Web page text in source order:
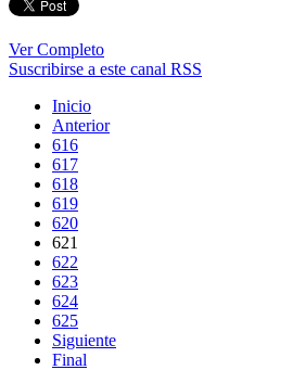
Ver Completo
Suscribirse a este canal RSS
Inicio
Anterior
616
617
618
619
620
621
622
623
624
625
Siguiente
Final